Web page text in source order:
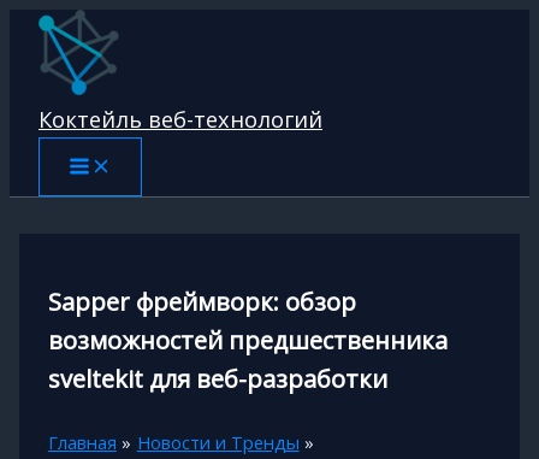
Перейти
содержимому
Коктейль веб-технологий
Sapper фреймворк: обзор
возможностей предшественника
sveltekit для веб-разработки
Главная
Новости и Тренды